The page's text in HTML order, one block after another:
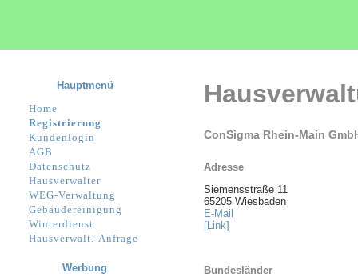
ConSigma Rhein-Main
Adresse
Siemensstraße 11
65205 Wiesbaden
E-Mail
[Link]
Bundesländer
Hauptmenü
Home
Registrierung
Kundenlogin
AGB
Datenschutz
Hausverwalter
WEG-Verwaltung
Gebäudereinigung
Winterdienst
Hausverwalt.-Anfrage
Werbung